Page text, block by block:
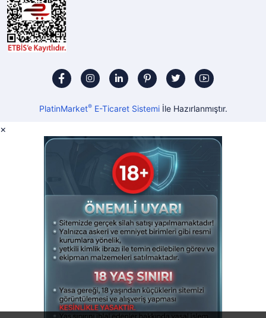
PlatinMarket®E-Ticaret Sistemiİle Hazırlanmıştır.
×